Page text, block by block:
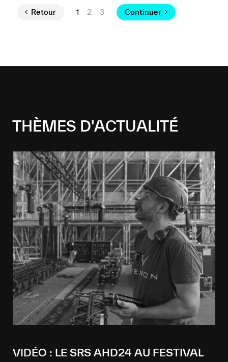
Retour 1 2 3 Continuer
THÈMES D'ACTUALITÉ
VIDÉO : LE SRS AHD24 AU FESTIVAL